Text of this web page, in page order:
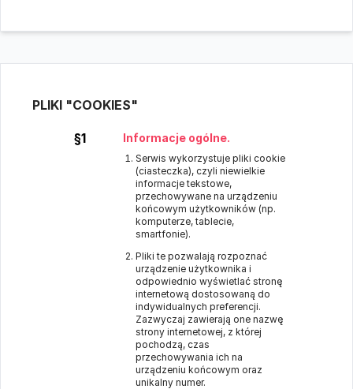
PLIKI "COOKIES"
§1 Informacje ogólne.
Serwis wykorzystuje pliki cookie
(ciasteczka), czyli niewielkie
informacje tekstowe,
przechowywane na urządzeniu
końcowym użytkowników (np.
komputerze, tablecie,
smartfonie).
Pliki te pozwalają rozpoznać
urządzenie użytkownika i
odpowiednio wyświetlać stronę
internetową dostosowaną do
indywidualnych preferencji.
Zazwyczaj zawierają one nazwę
strony internetowej, z której
pochodzą, czas
przechowywania ich na
urządzeniu końcowym oraz
unikalny numer.